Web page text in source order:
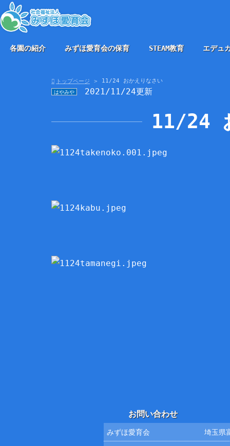
各園の紹介 みずほ愛育会の保育 STEAM教育 エデュ
トップページ 11/24 おかえりなさい
はやみや 2021/11/24更新
11/24
お問い合わせ
みずほ愛育会 埼玉県